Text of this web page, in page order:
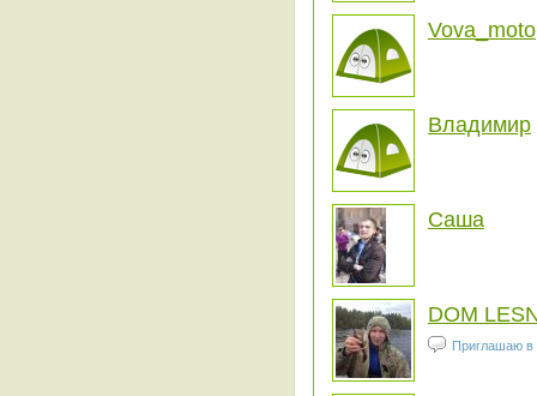
Vova_moto
Владимир
Саша
DOM
Приглашаю в